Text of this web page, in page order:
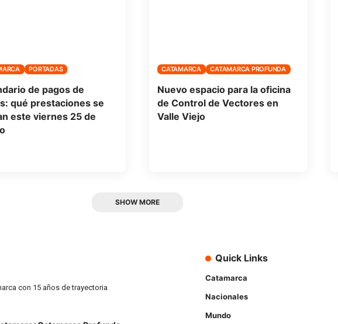
PORTADAS
de pagos de
qué prestaciones se
este viernes 25 de
CATAMARCA CATAMARCA PROFUNDA
Nuevo espacio para la oficina
de Control de Vectores en
Valle Viejo
SHOW MORE
con 15 años de trayectoria
Quick Links
Catamarca
Nacionales
Mundo